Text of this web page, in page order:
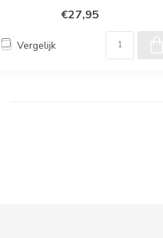
€27,95
Vergelijk